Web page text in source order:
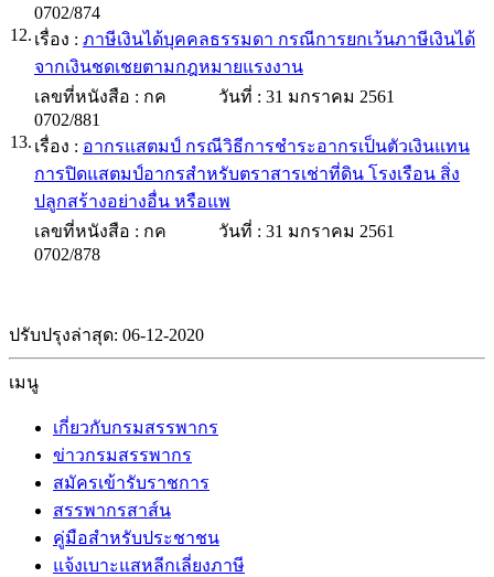
0702/874
12. เรื่อง : ภาษีเงินได้บุคคลธรรมดา กรณีการยกเว้นภาษีเงินได้
จากเงินชดเชยตามกฎหมายแรงงาน
เลขที่หนังสือ : กค
0702/881
วันที่ : 31 มกราคม 2561
13. เรื่อง : อากรแสตมป์ กรณีวิธีการชำระอากรเป็นตัวเงินแทน
การปิดแสตมป์อากรสำหรับตราสารเช่าที่ดิน โรงเรือน สิ่ง
ปลูกสร้างอย่างอื่น หรือแพ
เลขที่หนังสือ : กค
0702/878
วันที่ : 31 มกราคม 2561
ปรับปรุงล่าสุด: 06-12-2020
เมนู
เกี่ยวกับกรมสรรพากร
ข่าวกรมสรรพากร
สมัครเข้ารับราชการ
สรรพากรสาส์น
คู่มือสำหรับประชาชน
แจ้งเบาะแสหลีกเลี่ยงภาษี